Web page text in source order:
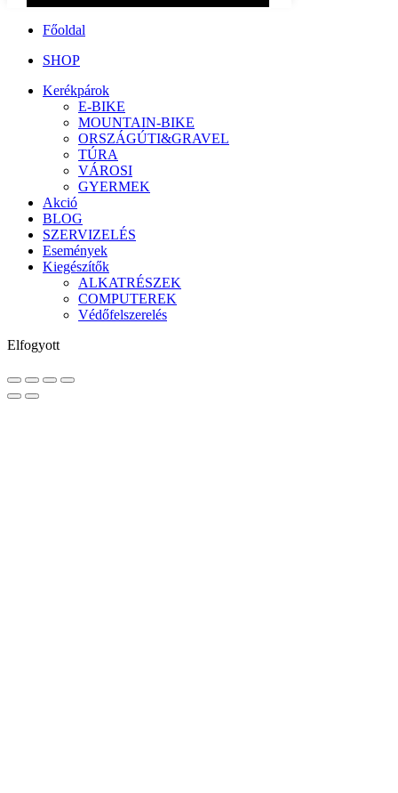
Főoldal
SHOP
Kerékpárok
E-BIKE
MOUNTAIN-BIKE
ORSZÁGÚTI&GRAVEL
TÚRA
VÁROSI
GYERMEK
Akció
BLOG
SZERVIZELÉS
Események
Kiegészítők
ALKATRÉSZEK
COMPUTEREK
Védőfelszerelés
Elfogyott